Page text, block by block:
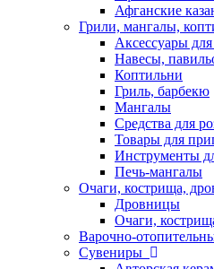
Афганские
Грили, мангалы,
Аксессуары
Навесы,
Коптильни
Гриль, барбекю
Мангалы
Средства для
Товары для
Инструменты
Печь-мангалы
Очаги, кострища,
Дровницы
Очаги,
Варочно-
Сувениры